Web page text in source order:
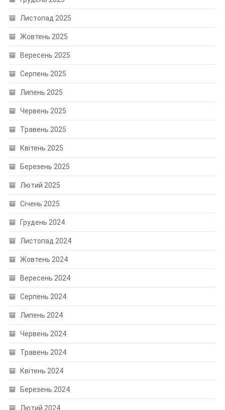
Листопад 2025
Жовтень 2025
Вересень 2025
Серпень 2025
Липень 2025
Червень 2025
Травень 2025
Квітень 2025
Березень 2025
Лютий 2025
Січень 2025
Грудень 2024
Листопад 2024
Жовтень 2024
Вересень 2024
Серпень 2024
Липень 2024
Червень 2024
Травень 2024
Квітень 2024
Березень 2024
Лютий 2024